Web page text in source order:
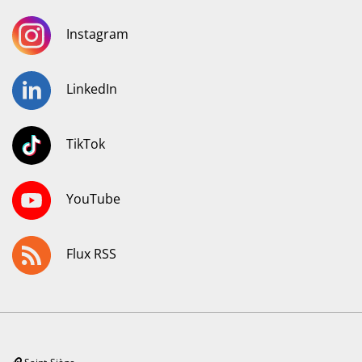
Instagram
LinkedIn
TikTok
YouTube
Flux RSS